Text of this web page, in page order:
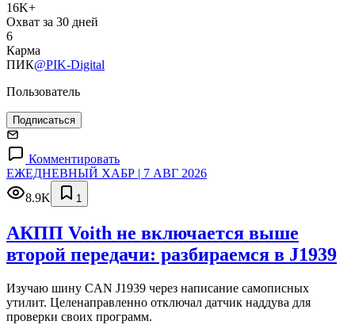
16K+
Охват за 30 дней
6
Карма
ПИК@PIK-Digital
Пользователь
Подписаться
Комментировать
ЕЖЕДНЕВНЫЙ ХАБР | 7 АВГ 2026
8.9K
1
АКПП Voith не включается выше
второй передачи: разбираемся в J1939
Изучаю шину CAN J1939 через написание самописных
утилит. Целенаправленно отключал датчик наддува для
проверки своих программ.